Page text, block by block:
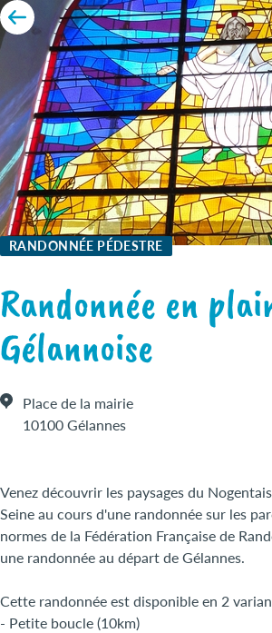
RANDONNÉE PÉDESTRE
Randonnée en
Gélannoise
Place de la mairie
10100 Gélannes
Venez découvrir les paysages du
Seine au cours d'une randonnée sur les
normes de la Fédération Française de
une randonnée au départ de Gélannes.
Cette randonnée est disponible en 2
- Petite boucle (10km)